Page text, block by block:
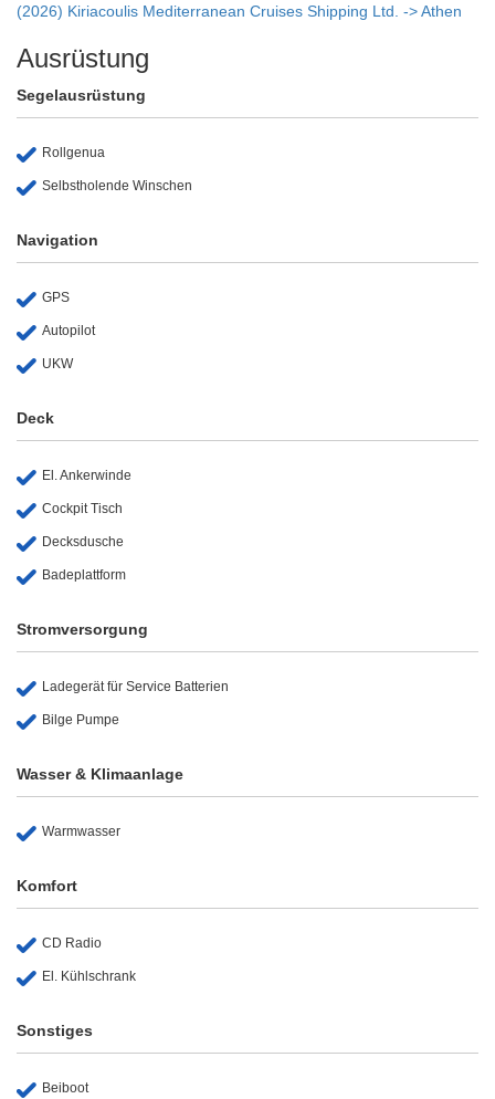
(2026) Kiriacoulis Mediterranean Cruises Shipping Ltd. -> Athen
Ausrüstung
Segelausrüstung
Rollgenua
Selbstholende Winschen
Navigation
GPS
Autopilot
UKW
Deck
El. Ankerwinde
Cockpit Tisch
Decksdusche
Badeplattform
Stromversorgung
Ladegerät für Service Batterien
Bilge Pumpe
Wasser & Klimaanlage
Warmwasser
Komfort
CD Radio
El. Kühlschrank
Sonstiges
Beiboot